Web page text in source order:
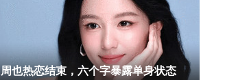
周也热恋结束，六个字暴露单身状态